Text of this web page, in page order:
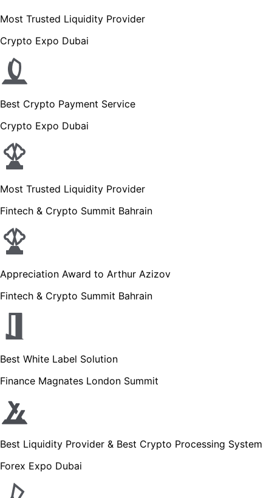
Most Trusted Liquidity Provider
Crypto Expo Dubai
Best Crypto Payment Service
Crypto Expo Dubai
Most Trusted Liquidity Provider
Fintech & Crypto Summit Bahrain
Appreciation Award to Arthur Azizov
Fintech & Crypto Summit Bahrain
Best White Label Solution
Finance Magnates London Summit
Best Liquidity Provider & Best Crypto Processing System
Forex Expo Dubai